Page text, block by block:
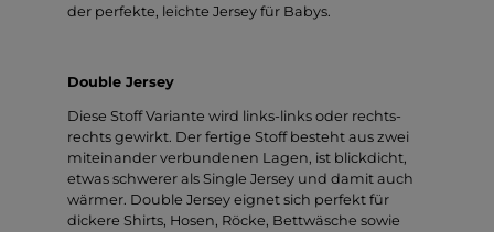
der perfekte, leichte Jersey für Babys.
Double Jersey
Diese Stoff Variante wird links-links oder rechts-
rechts gewirkt. Der fertige Stoff besteht aus zwei
miteinander verbundenen Lagen, ist blickdicht,
etwas schwerer als Single Jersey und damit auch
wärmer. Double Jersey eignet sich perfekt für
dickere Shirts, Hosen, Röcke, Bettwäsche sowie